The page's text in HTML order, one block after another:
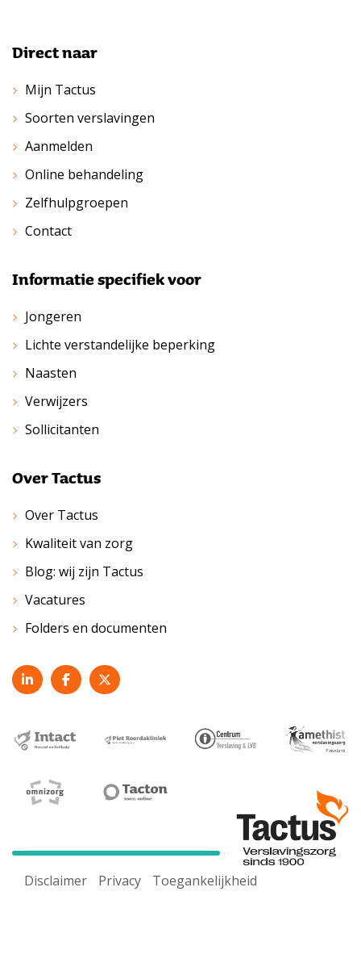
Direct naar
Mijn Tactus
Soorten verslavingen
Aanmelden
Online behandeling
Zelfhulpgroepen
Contact
Informatie specifiek voor
Jongeren
Lichte verstandelijke beperking
Naasten
Verwijzers
Sollicitanten
Over Tactus
Over Tactus
Kwaliteit van zorg
Blog: wij zijn Tactus
Vacatures
Folders en documenten
Disclaimer Privacy Toegankelijkheid